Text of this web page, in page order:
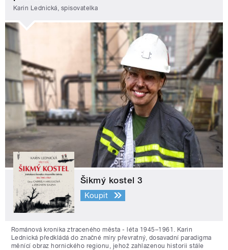
Karin Lednická, spisovatelka
Šikmý kostel 3
Koupit
Románová kronika ztraceného města - léta 1945–1961. Karin
Lednická předkládá do značné míry převratný, dosavadní paradigma
měnící obraz hornického regionu, jehož zahlazenou historii stále